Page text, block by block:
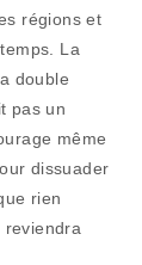
régions et
La
double
pas un
même
dissuader
rien
reviendra